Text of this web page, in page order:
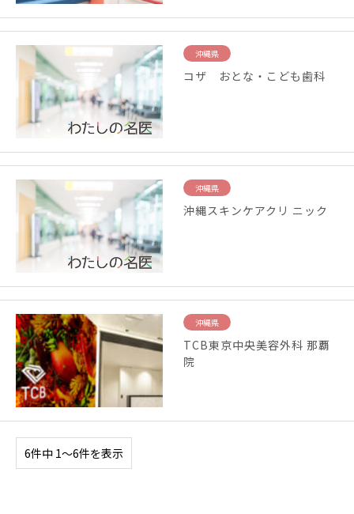
沖縄県
コザ おとな・こども歯科
沖縄県
沖縄スキンケアクリ ニック
沖縄県
TCB東京中央美容外科 那覇
院
6件中 1〜6件を表示